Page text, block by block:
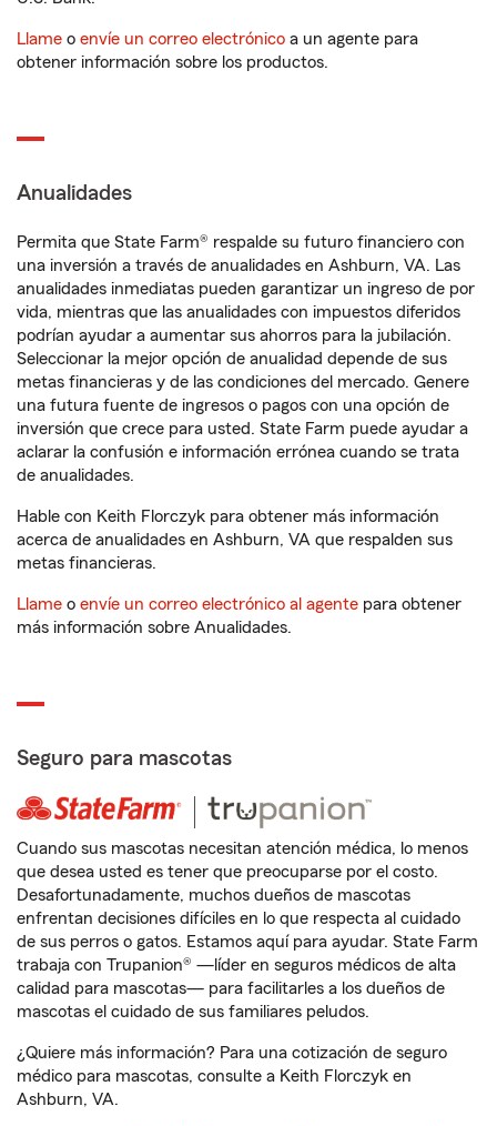
Llame o envíe un correo electrónico a un agente para
obtener información sobre los productos.
Anualidades
Permita que State Farm® respalde su futuro financiero con
una inversión a través de anualidades en Ashburn, VA. Las
anualidades inmediatas pueden garantizar un ingreso de por
vida, mientras que las anualidades con impuestos diferidos
podrían ayudar a aumentar sus ahorros para la jubilación.
Seleccionar la mejor opción de anualidad depende de sus
metas financieras y de las condiciones del mercado. Genere
una futura fuente de ingresos o pagos con una opción de
inversión que crece para usted. State Farm puede ayudar a
aclarar la confusión e información errónea cuando se trata
de anualidades.
Hable con Keith Florczyk para obtener más información
acerca de anualidades en Ashburn, VA que respalden sus
metas financieras.
Llame o envíe un correo electrónico al agente para obtener
más información sobre Anualidades.
Seguro para mascotas
Cuando sus mascotas necesitan atención médica, lo menos
que desea usted es tener que preocuparse por el costo.
Desafortunadamente, muchos dueños de mascotas
enfrentan decisiones difíciles en lo que respecta al cuidado
de sus perros o gatos. Estamos aquí para ayudar. State Farm
trabaja con Trupanion® —líder en seguros médicos de alta
calidad para mascotas— para facilitarles a los dueños de
mascotas el cuidado de sus familiares peludos.
¿Quiere más información? Para una cotización de seguro
médico para mascotas, consulte a Keith Florczyk en
Ashburn, VA.